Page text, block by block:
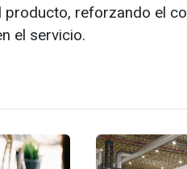
reforzando el
el servicio.